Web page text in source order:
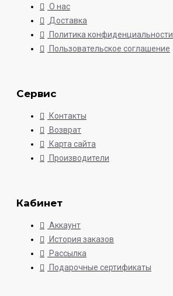
О нас
Доставка
Политика конфиденциальности
Пользовательское соглашение
Сервис
Контакты
Возврат
Карта сайта
Производители
Кабинет
Аккаунт
История заказов
Рассылка
Подарочные сертификаты